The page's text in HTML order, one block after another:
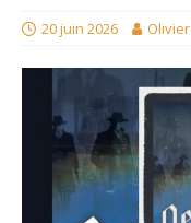
20 juin 2026 Olivier